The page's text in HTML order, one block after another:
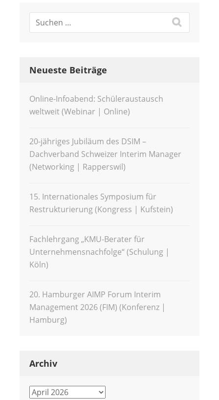
Neueste Beiträge
Online-Infoabend: Schüleraustausch
weltweit (Webinar | Online)
20-jähriges Jubiläum des DSIM –
Dachverband Schweizer Interim Manager
(Networking | Rapperswil)
15. Internationales Symposium für
Restrukturierung (Kongress | Kufstein)
Fachlehrgang „KMU-Berater für
Unternehmensnachfolge“ (Schulung |
Köln)
20. Hamburger AIMP Forum Interim
Management 2026 (FIM) (Konferenz |
Hamburg)
Archiv
Archiv